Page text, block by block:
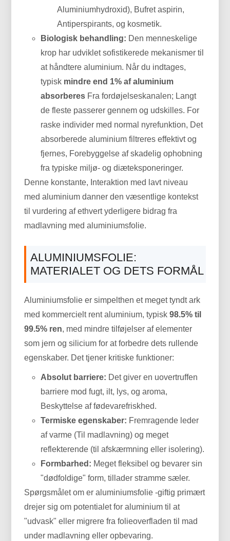
Aluminiumhydroxid), Bufret aspirin,
Antiperspirants, og kosmetik.
Biologisk behandling: Den menneskelige
krop har udviklet sofistikerede mekanismer til
at håndtere aluminium. Når du indtages,
typisk mindre end 1% af aluminium
absorberes Fra fordøjelseskanalen; Langt
de fleste passerer gennem og udskilles. For
raske individer med normal nyrefunktion, Det
absorberede aluminium filtreres effektivt og
fjernes, Forebyggelse af skadelig ophobning
fra typiske miljø- og diæteksponeringer.
Denne konstante, Interaktion med lavt niveau
med aluminium danner den væsentlige kontekst
til vurdering af ethvert yderligere bidrag fra
madlavning med aluminiumsfolie.
ALUMINIUMSFOLIE:
MATERIALET OG DETS FORMÅL
Aluminiumsfolie er simpelthen et meget tyndt ark
med kommercielt rent aluminium, typisk98.5% til
99.5% ren, med mindre tilføjelser af elementer
som jern og silicium for at forbedre dets rullende
egenskaber. Det tjener kritiske funktioner:
Absolut barriere: Det giver en uovertruffen
barriere mod fugt, ilt, lys, og aroma,
Beskyttelse af fødevarefriskhed.
Termiske egenskaber: Fremragende leder
af varme (Til madlavning) og meget
reflekterende (til afskærmning eller isolering).
Formbarhed: Meget fleksibel og bevarer sin
"dødfoldige" form, tillader stramme sæler.
Spørgsmålet om er aluminiumsfolie -giftig primært
drejer sig om potentialet for aluminium til at
"udvask" eller migrere fra folieoverfladen til mad
under madlavning eller opbevaring.